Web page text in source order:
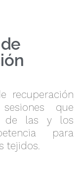
recuperación
que
de las y los
para
tejidos.